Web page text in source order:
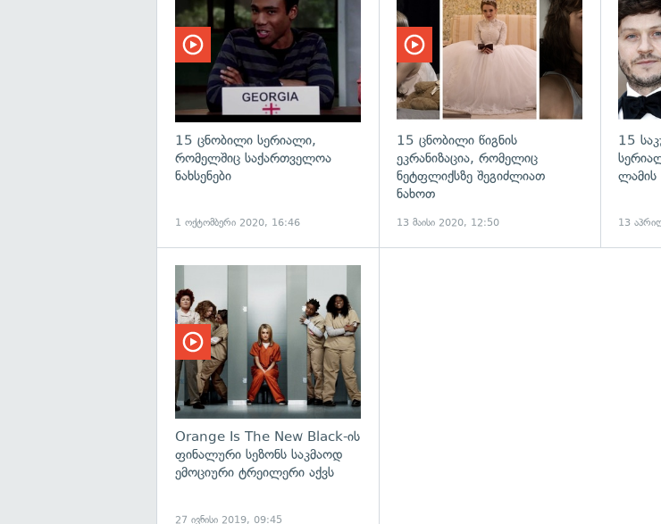
15 ცნობილი სერიალი,
რომელშიც საქართველოა
ნახსენები
1 ოქტომბერი 2020, 16:46
15 ცნობილი წიგნის
ეკრანიზაცია, რომელიც
ნეტფლიქსზე შეგიძლიათ
ნახოთ
13 მაისი 2020, 12:50
15
ლამის
13
Orange Is The New Black-ის
ფინალური სეზონს საკმაოდ
ემოციური ტრეილერი აქვს
27 ივნისი 2019, 09:45